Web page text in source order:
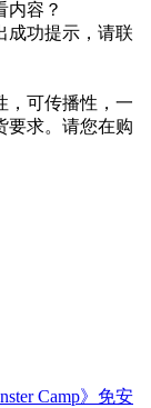
内容？
成功提示，请联
，可传播性，一
要求。请您在购
Camp》免安